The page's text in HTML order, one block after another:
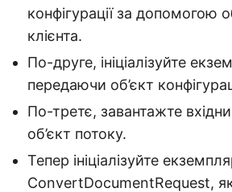
конфігурації за допомогою
клієнта.
По-друге, ініціалізуйте
передаючи об’єкт
По-третє, завантажте
об’єкт потоку.
Тепер ініціалізуйте
ConvertDocumentRequest,